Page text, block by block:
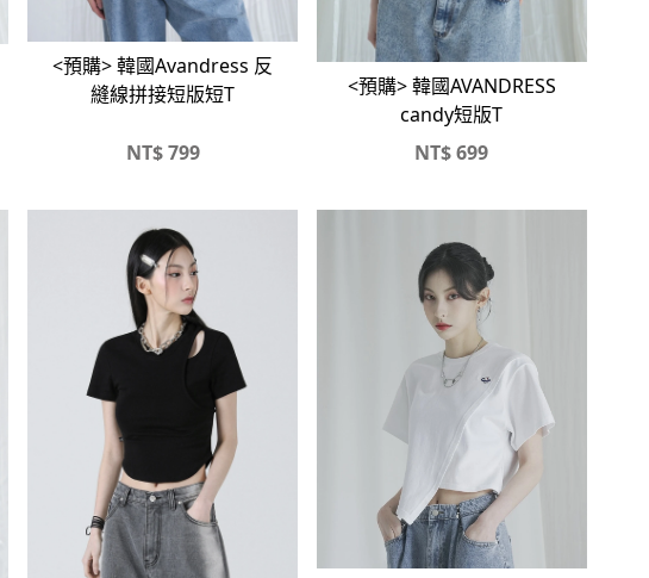
<預購> 韓國Avandress 反
縫線拼接短版短T
NT$799
<預購> 韓國AVANDRESS
candy短版T
NT$699